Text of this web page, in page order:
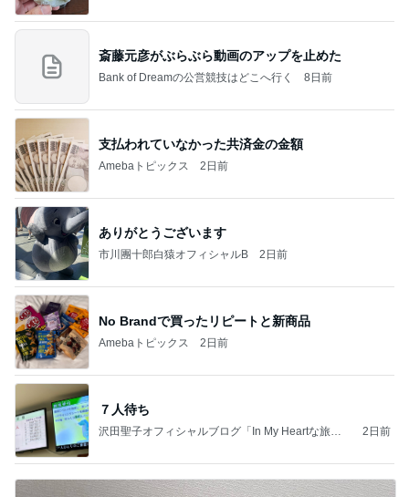
斎藤元彦がぶらぶら動画のアップを止めた
Bank of Dreamの公営競技はどこへ行く 8日前
支払われていなかった共済金の金額
Amebaトピックス 2日前
ありがとうございます
市川團十郎白猿オフィシャルB 2日前
No Brandで買ったリピートと新商品
Amebaトピックス 2日前
７人待ち
沢田聖子オフィシャルブログ「In My Heartな旅日
2日前